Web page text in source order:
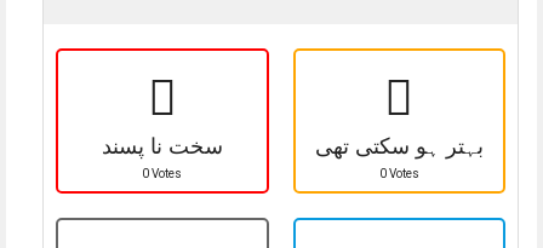
سخت نا پسند
0 Votes
بہتر ہو سکتی تھی
0 Votes